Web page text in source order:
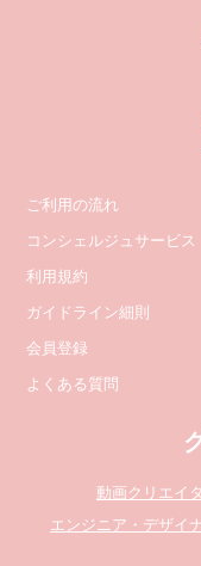
ご利用の流れ
コンシェルジュサービス
利用規約
ガイドライン細則
会員登録
よくある質問
動画クリエイ
エンジニア・デザイ